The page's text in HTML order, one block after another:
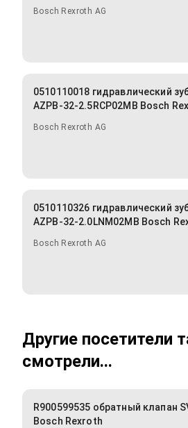
Bosch Rexroth AG
0510110018 гидравлический
AZPB-32-2.5RCP02MB Bosch
Bosch Rexroth AG
0510110326 гидравлический
AZPB-32-2.0LNM02MB Bosch
Bosch Rexroth AG
Другие посетители
смотрели...
R900599535 обратный клапан
Bosch Rexroth